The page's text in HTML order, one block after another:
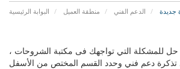
البوابة الرئيسية منطقة العميل الدعم الفني جديدة
حل للمشكلة التي تواجهك فى مكتبة الشروحات ،
تذكرة دعم فني وحدد القسم المختص من الأسفل